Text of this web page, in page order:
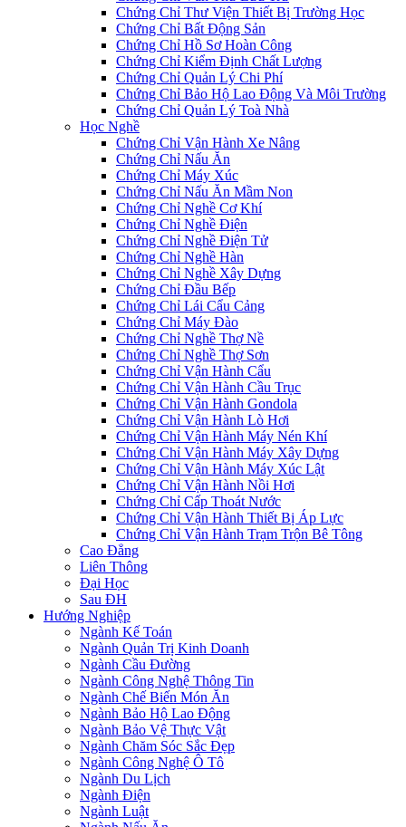
Chứng Chỉ Thư Viện Thiết Bị Trường Học
Chứng Chỉ Bất Động Sản
Chứng Chỉ Hồ Sơ Hoàn Công
Chứng Chỉ Kiểm Định Chất Lượng
Chứng Chỉ Quản Lý Chi Phí
Chứng Chỉ Bảo Hộ Lao Động Và Môi Trường
Chứng Chỉ Quản Lý Toà Nhà
Học Nghề
Chứng Chỉ Vận Hành Xe Nâng
Chứng Chỉ Nấu Ăn
Chứng Chỉ Máy Xúc
Chứng Chỉ Nấu Ăn Mầm Non
Chứng Chỉ Nghề Cơ Khí
Chứng Chỉ Nghề Điện
Chứng Chỉ Nghề Điện Tử
Chứng Chỉ Nghề Hàn
Chứng Chỉ Nghề Xây Dựng
Chứng Chỉ Đầu Bếp
Chứng Chỉ Lái Cẩu Cảng
Chứng Chỉ Máy Đào
Chứng Chỉ Nghề Thợ Nề
Chứng Chỉ Nghề Thợ Sơn
Chứng Chỉ Vận Hành Cẩu
Chứng Chỉ Vận Hành Cầu Trục
Chứng Chỉ Vận Hành Gondola
Chứng Chỉ Vận Hành Lò Hơi
Chứng Chỉ Vận Hành Máy Nén Khí
Chứng Chỉ Vận Hành Máy Xây Dựng
Chứng Chỉ Vận Hành Máy Xúc Lật
Chứng Chỉ Vận Hành Nồi Hơi
Chứng Chỉ Cấp Thoát Nước
Chứng Chỉ Vận Hành Thiết Bị Áp Lực
Chứng Chỉ Vận Hành Trạm Trộn Bê Tông
Cao Đẳng
Liên Thông
Đại Học
Sau ĐH
Hướng Nghiệp
Ngành Kế Toán
Ngành Quản Trị Kinh Doanh
Ngành Cầu Đường
Ngành Công Nghệ Thông Tin
Ngành Chế Biến Món Ăn
Ngành Bảo Hộ Lao Động
Ngành Bảo Vệ Thực Vật
Ngành Chăm Sóc Sắc Đẹp
Ngành Công Nghệ Ô Tô
Ngành Du Lịch
Ngành Điện
Ngành Luật